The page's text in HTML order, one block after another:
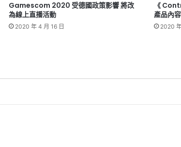
Gamescom 2020 受德國政策影響 將改
為線上直播活動
2020 年 4 月 16 日
《
產品內
2020